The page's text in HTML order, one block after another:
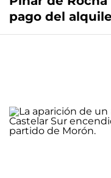
pago del